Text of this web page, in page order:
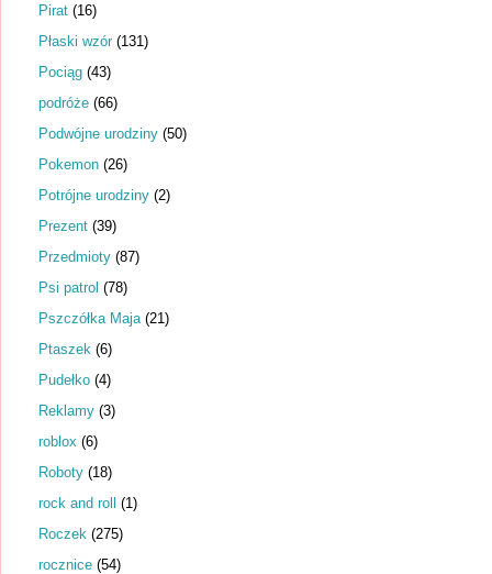
Pirat (16)
Płaski wzór (131)
Pociąg (43)
podróże (66)
Podwójne urodziny (50)
Pokemon (26)
Potrójne urodziny (2)
Prezent (39)
Przedmioty (87)
Psi patrol (78)
Pszczółka Maja (21)
Ptaszek (6)
Pudełko (4)
Reklamy (3)
roblox (6)
Roboty (18)
rock and roll (1)
Roczek (275)
rocznice (54)